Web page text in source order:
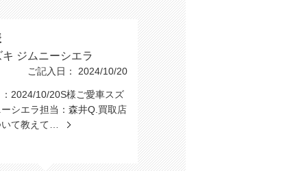
キ ジムニーシエラ
ご記入日： 2024/10/20
2024/10/20S様ご愛車スズ
シエラ担当：森井Q.買取店
て教えて…